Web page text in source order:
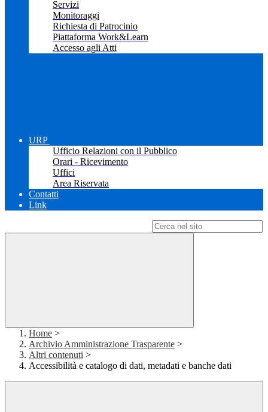
Servizi
Monitoraggi
Richiesta di Patrocinio
Piattaforma Work&Learn
Accesso agli Atti
URP
Ufficio Relazioni con il Pubblico
Orari - Ricevimento
Uffici
Area Riservata
Contatti
Link
Home >
Archivio Amministrazione Trasparente >
Altri contenuti >
Accessibilità e catalogo di dati, metadati e banche dati